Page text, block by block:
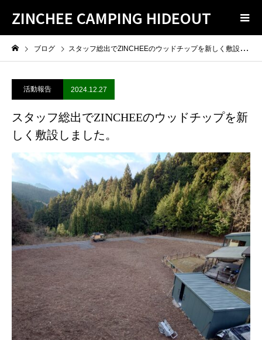
ZINCHEE CAMPING HIDEOUT
ブログ スタッフ総出でZINCHEEのウッドチップを新しく敷設しました。
活動報告 2024.12.27
スタッフ総出でZINCHEEのウッドチップを新
しく敷設しました。